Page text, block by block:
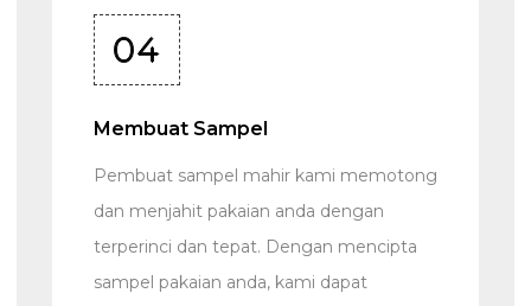
04
Membuat Sampel
Pembuat sampel mahir kami memotong
dan menjahit pakaian anda dengan
terperinci dan tepat. Dengan mencipta
sampel pakaian anda, kami dapat